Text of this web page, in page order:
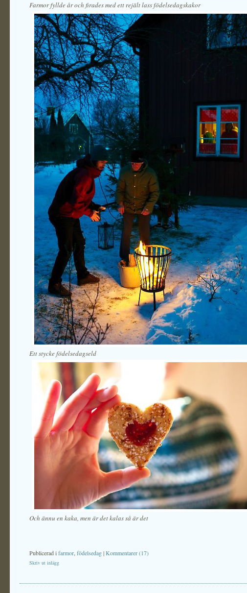
Farmor fyllde år och firades med ett rejält lass födelsedagskakor
Ett stycke födelsedagseld
Och ännu en kaka, men är det kalas så är det
Publicerad ifarmor födelsedag|Kommentarer (17)
Skriv ut inlägg